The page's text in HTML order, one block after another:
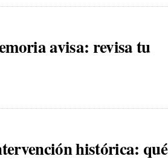
avisa: revisa tu
histórica: qué